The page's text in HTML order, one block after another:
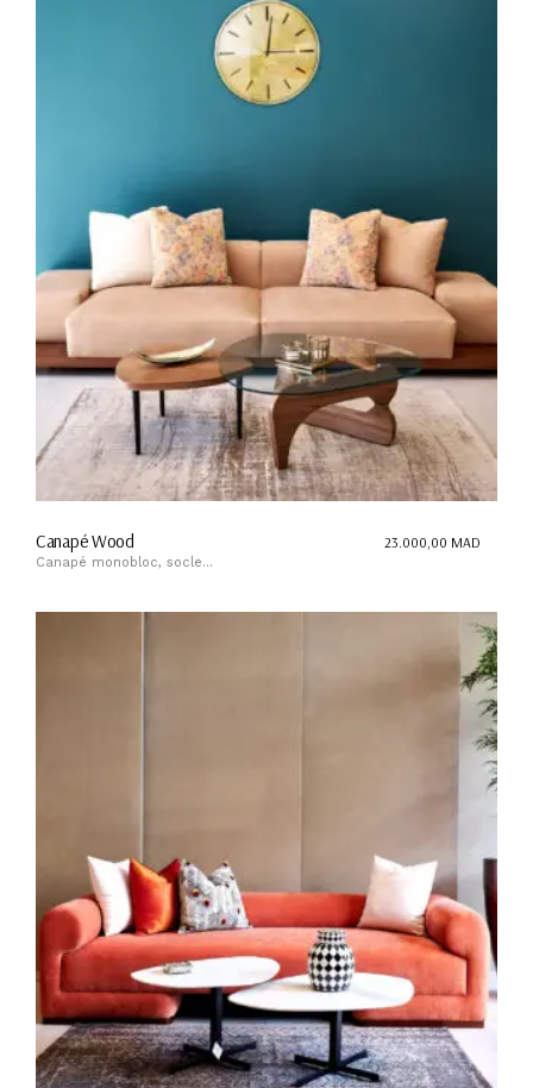
Canapé Wood
Canapé monobloc, socle...
23.000,00 MAD